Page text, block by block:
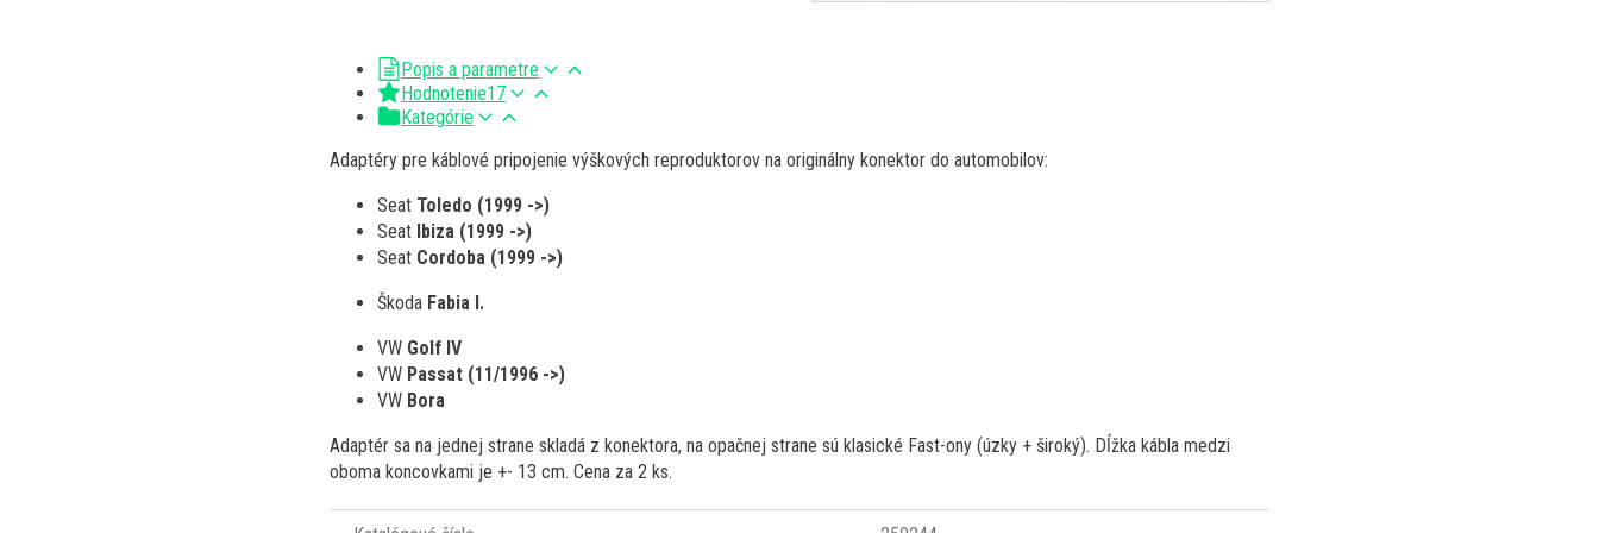
Popis a parametre
Hodnotenie17
Kategórie
Adaptéry pre káblové pripojenie výškových reproduktorov na originálny konektor do automobilov:
Seat Toledo (1999 ->)
Seat Ibiza (1999 ->)
Seat Cordoba (1999 ->)
Škoda Fabia I.
VW Golf IV
VW Passat (11/1996 ->)
VW Bora
Adaptér sa na jednej strane skladá z konektora, na opačnej strane sú klasické Fast-ony (úzky + široký). Dĺžka kábla medzi
oboma koncovkami je +- 13 cm. Cena za 2 ks.